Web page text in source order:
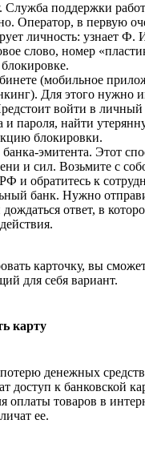
Служба поддержки
Оператор, в первую
личность: узнает Ф.
слово, номер
(мобильное
Для этого нужно
войти в
и пароля, найти
блокировки.
эмитента. Этот
и сил. Возьмите с
и обратитесь к
банк. Нужно
ответ, в
карточку, вы
для себя вариант.
карту
денежных
доступ к банковской
оплаты товаров в
ее.